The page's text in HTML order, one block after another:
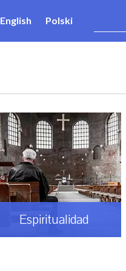
English Polski
Espiritualidad